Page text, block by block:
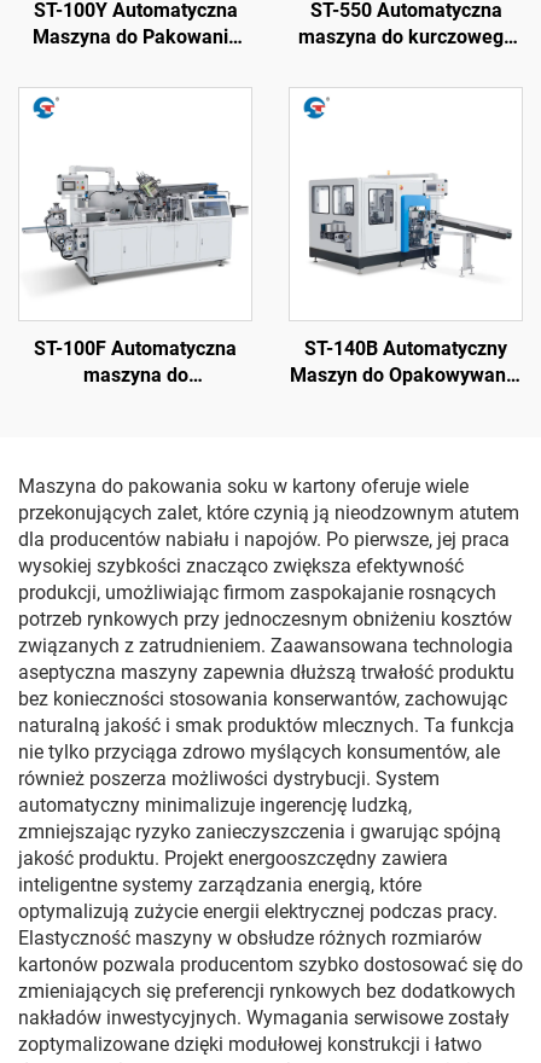
ST-100Y Automatyczna
Maszyna do Pakowania
ST-550 Automatyczna
maszyna do kurczowego
higienicznych
ST-100F Automatyczna
maszyna do
ST-140B Automatyczny
Maszyn do Opakowywania
Maszyna do pakowania soku w kartony oferuje wiele
przekonujących zalet, które czynią ją nieodzownym atutem
dla producentów nabiału i napojów. Po pierwsze, jej praca
wysokiej szybkości znacząco zwiększa efektywność
produkcji, umożliwiając firmom zaspokajanie rosnących
potrzeb rynkowych przy jednoczesnym obniżeniu kosztów
związanych z zatrudnieniem. Zaawansowana technologia
aseptyczna maszyny zapewnia dłuższą trwałość produktu
bez konieczności stosowania konserwantów, zachowując
naturalną jakość i smak produktów mlecznych. Ta funkcja
nie tylko przyciąga zdrowo myślących konsumentów, ale
również poszerza możliwości dystrybucji. System
automatyczny minimalizuje ingerencję ludzką,
zmniejszając ryzyko zanieczyszczenia i gwarując spójną
jakość produktu. Projekt energooszczędny zawiera
inteligentne systemy zarządzania energią, które
optymalizują zużycie energii elektrycznej podczas pracy.
Elastyczność maszyny w obsłudze różnych rozmiarów
kartonów pozwala producentom szybko dostosować się do
zmieniających się preferencji rynkowych bez dodatkowych
nakładów inwestycyjnych. Wymagania serwisowe zostały
zoptymalizowane dzięki modułowej konstrukcji i łatwo